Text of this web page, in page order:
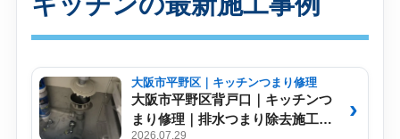
大阪市平野区｜キッチンつまり修理
大阪市平野区背戸口｜キッチンつ
まり修理｜排水つまり除去施工事
2026.07.29